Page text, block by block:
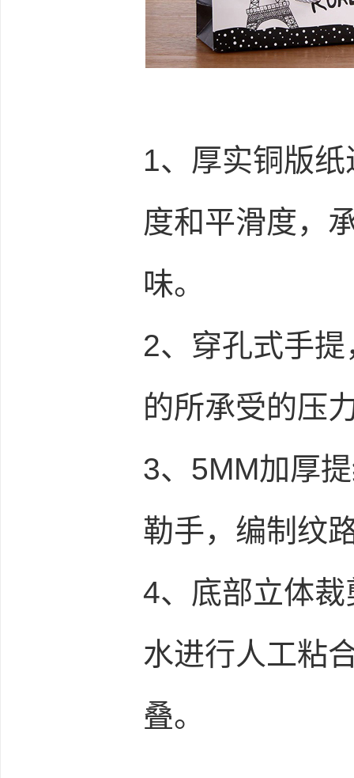
1、厚实铜版
度和平滑度，
味。
2、穿孔式手
的所承受的压
3、5MM加厚
勒手，编制纹
4、底部立体
水进行人工粘
叠。